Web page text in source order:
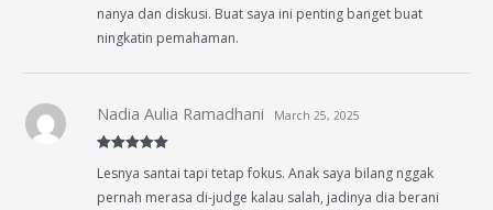
nanya dan diskusi. Buat saya ini penting banget buat
ningkatin pemahaman.
of 5
Nadia Aulia Ramadhani March 25, 2025
Lesnya santai tapi tetap fokus. Anak saya bilang nggak
pernah merasa di-judge kalau salah, jadinya dia berani